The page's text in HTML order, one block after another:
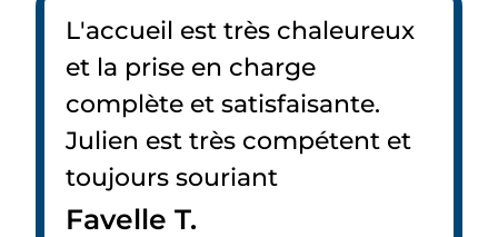
L'accueil est très chaleureux
et la prise en charge
complète et satisfaisante.
Julien est très compétent et
toujours souriant
Favelle T.